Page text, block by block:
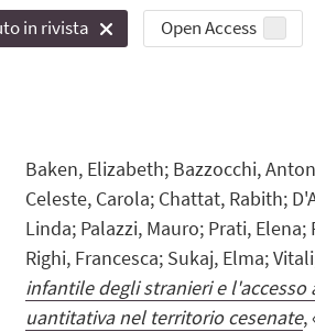
in rivista Open Access
Baken, Elizabeth; Bazzocchi,
Celeste, Carola; Chattat, Rabith;
Linda; Palazzi, Mauro; Prati,
Righi, Francesca; Sukaj, Elma;
infantile degli stranieri e l'accesso
uantitativa nel territorio cesenate,